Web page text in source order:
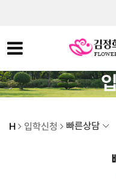
H 입학신청 빠른상담